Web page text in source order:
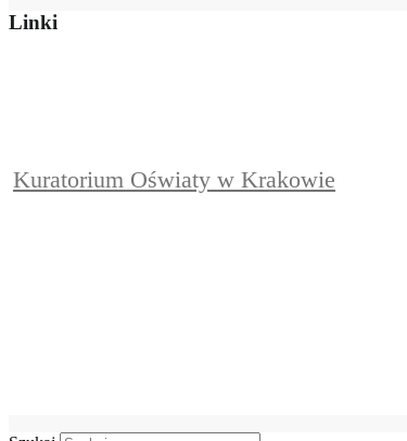
Linki
Kuratorium Oświaty w Krakowie